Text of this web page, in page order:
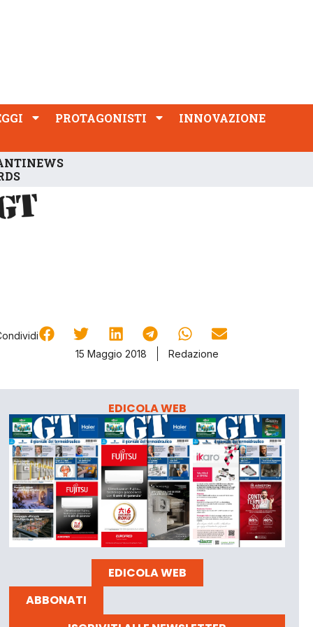
PROTAGONISTI
INNOVAZIONE
15 Maggio 2018
Redazione
EDICOLA WEB
EDICOLA WEB
ABBONATI